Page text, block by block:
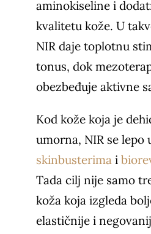
aminokiseline i
kvalitetu kože. U
NIR daje toplotnu
tonus, dok
obezbeđuje aktivne
Kod kože koja je
umorna, NIR se lepo
skinbusterimai
Tada cilj nije samo
koža koja izgleda
elastičnije i